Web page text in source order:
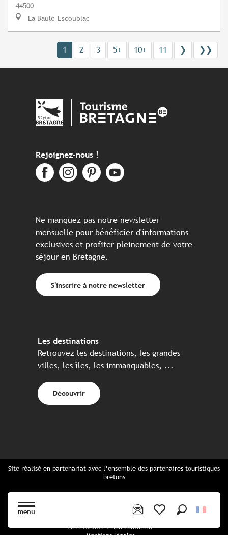
menu
44500
La Baule-Escoublac
1 2 3 5+ 10+ 11 ❯ ❯❯
Rejoignez-nous !
Ne manquez pas notre newsletter
mensuelle pour bénéficier d'informations
exclusives et profiter pleinement de votre
séjour en Bretagne.
S'inscrire à notre newsletter
Les destinations
Retrouvez les destinations, les grandes
villes, les îles, les immanquables, ...
Découvrir
Site réalisé en partenariat avec l’ensemble des partenaires touristiques
bretons
Cartes Bretagne & brochures
Accessibilité : non conforme
Mentions légales